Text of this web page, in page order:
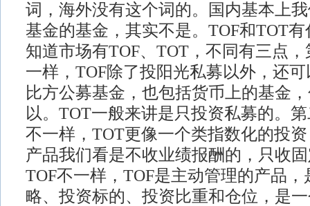
词，海外没有这个词的。国内基本上
基金的基金，其实不是。TOF和TOT
知道市场有TOF、TOT，不同有三点
一样，TOF除了投阳光私募以外，还
比方公募基金，也包括货币上的基金
以。TOT一般来讲是只投资私募的。
不一样，TOT更像一个类指数化的投
产品我们看是不收业绩报酬的，只收
TOF不一样，TOF是主动管理的产品
略、投资标的、投资比重和仓位，是